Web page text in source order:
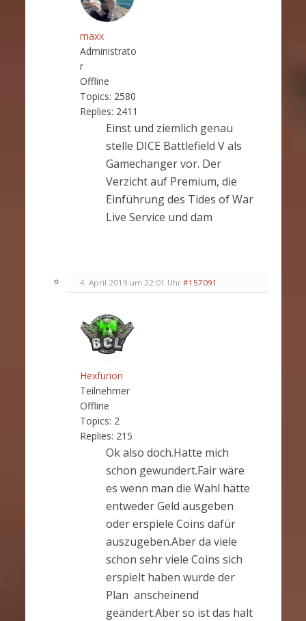
maxx
Administrato
r
Offline
Topics: 2580
Replies: 2411
Einst und ziemlich genau
stelle DICE Battlefield V als
Gamechanger vor. Der
Verzicht auf Premium, die
Einführung des Tides of War
Live Service und dam
4. April 2019 um 22:01 Uhr #157091
Hexfurion
Teilnehmer
Offline
Topics: 2
Replies: 215
Ok also doch.Hatte mich
schon gewundert.Fair wäre
es wenn man die Wahl hätte
entweder Geld ausgeben
oder erspiele Coins dafür
auszugeben.Aber da viele
schon sehr viele Coins sich
erspielt haben wurde der
Plan anscheinend
geändert.Aber so ist das halt